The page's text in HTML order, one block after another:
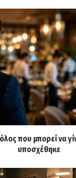
που μπορεί να
υποσχέθηκε